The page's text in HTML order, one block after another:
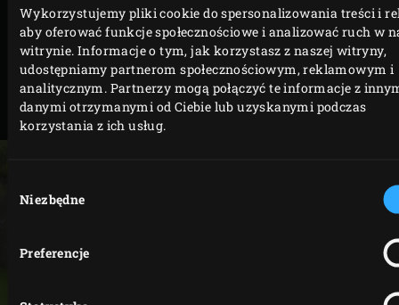
Wykorzystujemy pliki cookie do spersonalizowania treści i
aby oferować funkcje społecznościowe i analizować ruch w
witrynie. Informacje o tym, jak korzystasz z naszej witryny,
udostępniamy partnerom społecznościowym, reklamowym i
analitycznym. Partnerzy mogą połączyć te informacje z
danymi otrzymanymi od Ciebie lub uzyskanymi podczas
korzystania z ich usług.
zgody
Niezbędne
Preferencje
2XL,
XLarge,
Large,
Medium
120748
MiniMax 121042